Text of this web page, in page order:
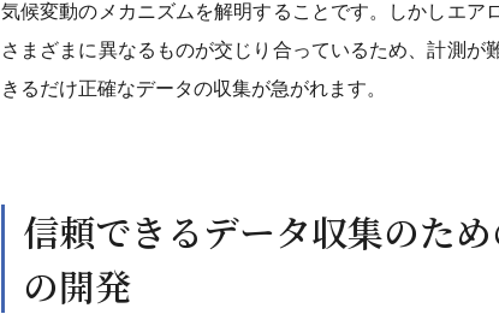
気候変動のメカニズムを解明することです。しかしエア
さまざまに異なるものが交じり合っているため、計測
きるだけ正確なデータの収集が急がれます。
信頼できるデータ収集のた
の開発